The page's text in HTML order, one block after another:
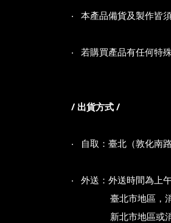
‧ 本產品備貨及製作皆
‧ 若購買產品有任何特
/ 出貨方式 /
‧ 自取：臺北（敦化南
‧
外送：外送時間為上
臺北市地區，消費
新北市地區或消費金